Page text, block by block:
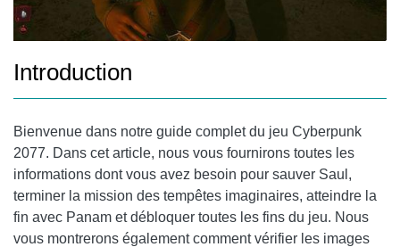
Introduction
Bienvenue dans notre guide complet du jeu Cyberpunk
2077. Dans cet article, nous vous fournirons toutes les
informations dont vous avez besoin pour sauver Saul,
terminer la mission des tempêtes imaginaires, atteindre la
fin avec Panam et débloquer toutes les fins du jeu. Nous
vous montrerons également comment vérifier les images